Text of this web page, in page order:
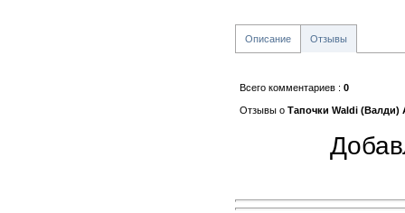
Описание Отзывы
Всего комментариев : 0
Отзывы о Тапочки Waldi (Валди)